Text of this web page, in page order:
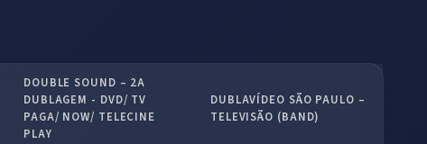
DOUBLE SOUND – 2A
DUBLAGEM - DVD/ TV
PAGA/ NOW/ TELECINE
PLAY
DUBLAVÍDEO SÃO PAULO –
TELEVISÃO (BAND)